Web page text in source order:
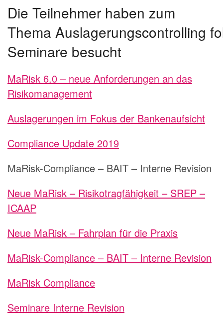
Die Teilnehmer haben zum
Thema Auslagerungscontrolling
Seminare besucht
MaRisk 6.0 – neue Anforderungen an das
Risikomanagement
Auslagerungen im Fokus der Bankenaufsicht
Compliance Update 2019
MaRisk-Compliance – BAIT – Interne Revision
Neue MaRisk – Risikotragfähigkeit – SREP –
ICAAP
Neue MaRisk – Fahrplan für die Praxis
MaRisk-Compliance – BAIT – Interne Revision
MaRisk Compliance
Seminare Interne Revision